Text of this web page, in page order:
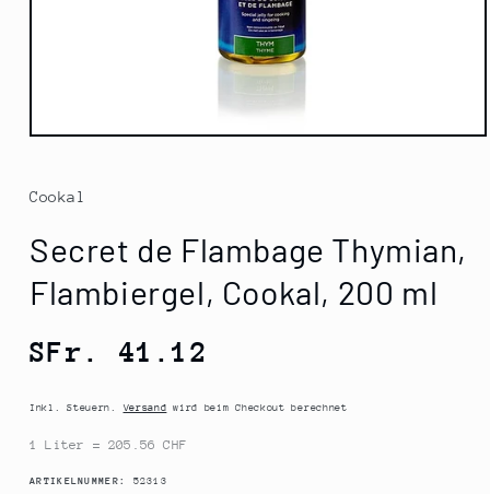
Medien
Modal
öffnen
Cookal
Secret de Flambage Thymian,
Flambiergel, Cookal, 200 ml
Normaler
SFr. 41.12
Inkl. Steuern.Versand wird beim Checkout berechnet
1 Liter = 205.56 CHF
ARTIKELNUMMER: SKU:
52313